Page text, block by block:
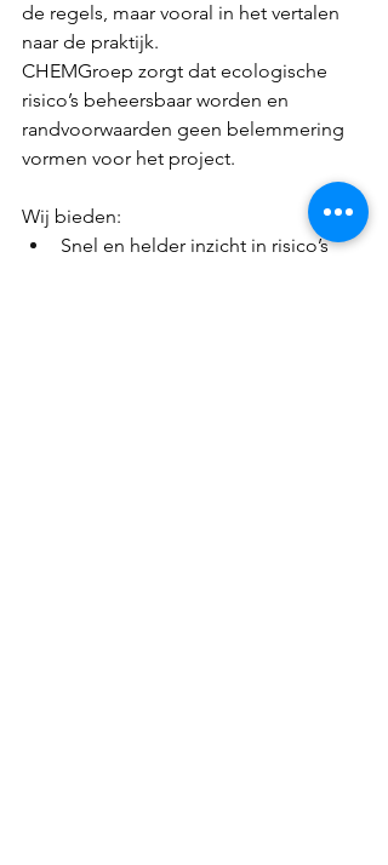
de regels, maar vooral in het vertalen
naar de praktijk.
CHEMGroep zorgt dat ecologische
risico’s beheersbaar worden en
randvoorwaarden geen belemmering
vormen voor het project.
Wij bieden:
Snel en helder inzicht in risico’s